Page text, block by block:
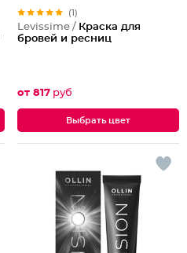
(1)
Levissime / Краска для
бровей и ресниц
от 817 руб
Выбрать цвет